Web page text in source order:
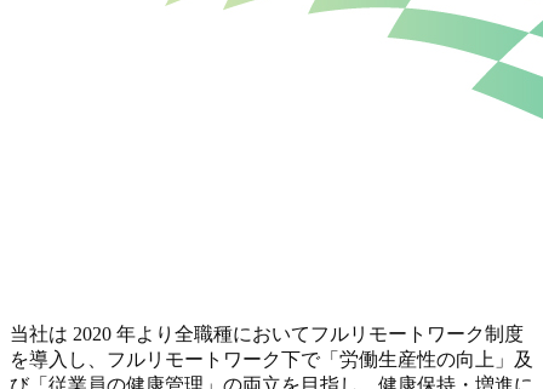
当社は 2020 年より全職種においてフルリモートワーク制度
を導入し、フルリモートワーク下で「労働生産性の向上」及
び「従業員の健康管理」の両立を目指し、健康保持・増進に